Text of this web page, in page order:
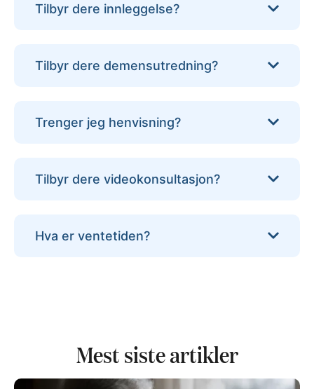
Tilbyr dere innleggelse?
Tilbyr dere demensutredning?
Trenger jeg henvisning?
Tilbyr dere videokonsultasjon?
Hva er ventetiden?
Mest siste artikler